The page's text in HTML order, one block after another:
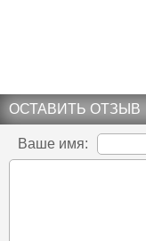
ОСТАВИТЬ ОТЗЫВ
Ваше имя: